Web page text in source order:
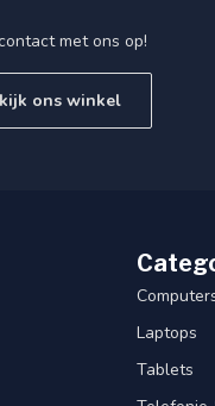
met ons op!
ons winkel
Laptops
Tablets